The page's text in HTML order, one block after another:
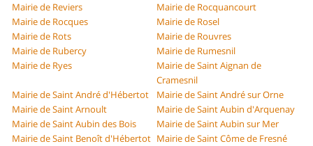
Mairie de Reviers
Mairie de Rocquancourt
Mairie de Rocques
Mairie de Rosel
Mairie de Rots
Mairie de Rouvres
Mairie de Rubercy
Mairie de Rumesnil
Mairie de Ryes
Mairie de Saint Aignan de
Cramesnil
Mairie de Saint André d'Hébertot
Mairie de Saint André sur Orne
Mairie de Saint Arnoult
Mairie de Saint Aubin d'Arquenay
Mairie de Saint Aubin des Bois
Mairie de Saint Aubin sur Mer
Mairie de Saint Benoît d'Hébertot Mairie de Saint Côme de Fresné